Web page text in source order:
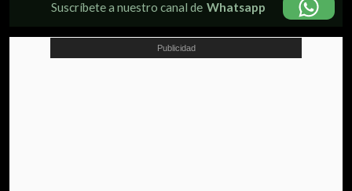
Suscríbete a nuestro canal de Whatsapp